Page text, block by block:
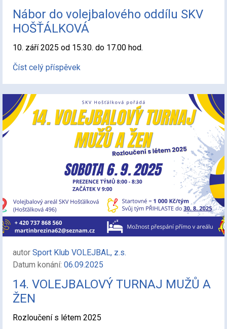
Nábor do volejbalového oddílu SKV
HOŠŤÁLKOVÁ
10. září 2025 od 15.30. do 17.00 hod.
Číst celý příspěvek
autor Sport Klub VOLEJBAL, z.s.
Datum konání: 06.09.2025
14. VOLEJBALOVÝ TURNAJ MUŽŮ A
ŽEN
Rozloučení s létem 2025